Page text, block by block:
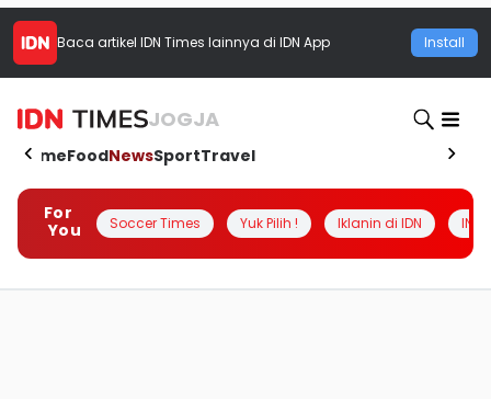
Baca artikel IDN Times lainnya di IDN App Install
JOGJA
HomeFoodNewsSportTravel
For
You
Soccer Times Yuk Pilih ! Iklanin di IDN